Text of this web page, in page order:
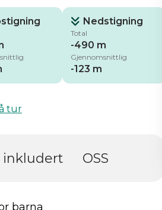
Nedstigning
Total
-490 m
Gjennomsnittlig
-123 m
tur
inkludert OSS
barna